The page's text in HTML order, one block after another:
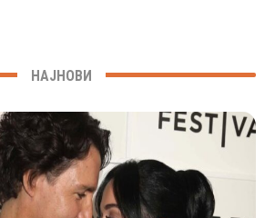
НАЈНОВИ